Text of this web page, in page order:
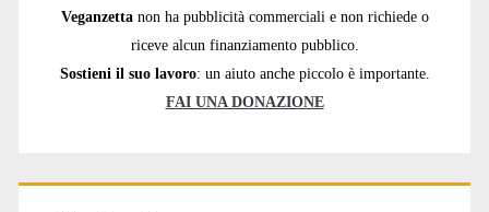
Veganzetta non ha pubblicità commerciali e non richiede o
riceve alcun finanziamento pubblico.
Sostieni il suo lavoro: un aiuto anche piccolo è importante.
FAI UNA DONAZIONE